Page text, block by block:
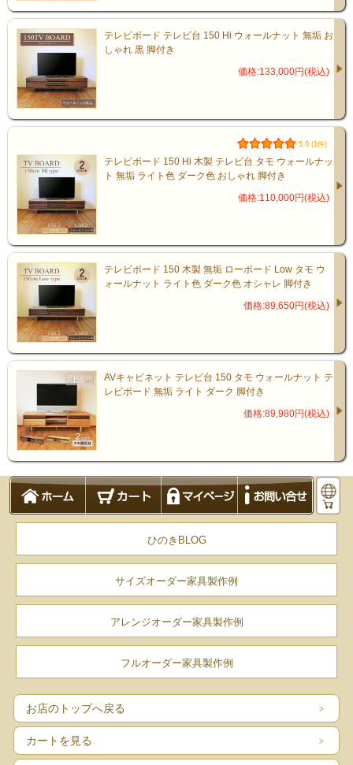
本体カラーは2色からお選びくださ
い。
コントラストが美しい「ライト色」
シックな装いの「ダーク色」
商品仕様
幅180cm
奥行40cm
高さ40cm
テレビボード テレビ台 150 Hi ウォールナット 無垢 お
しゃれ 黒 脚付き
価格:133,000円(税込)
5.0 (1件)
テレビボード 150 Hi 木製 テレビ台 タモ ウォールナッ
ト 無垢 ライト色 ダーク色 おしゃれ 脚付き
価格:110,000円(税込)
テレビボード 150 木製 無垢 ローボード Low タモ ウ
ォールナット ライト色 ダーク色 オシャレ 脚付き
価格:89,650円(税込)
AVキャビネット テレビ台 150 タモ ウォールナット テ
レビボード 無垢 ライト ダーク 脚付き
価格:89,980円(税込)
ひのきBLOG
サイズオーダー家具製作例
アレンジオーダー家具製作例
フルオーダー家具製作例
お店のトップへ戻る
カートを見る